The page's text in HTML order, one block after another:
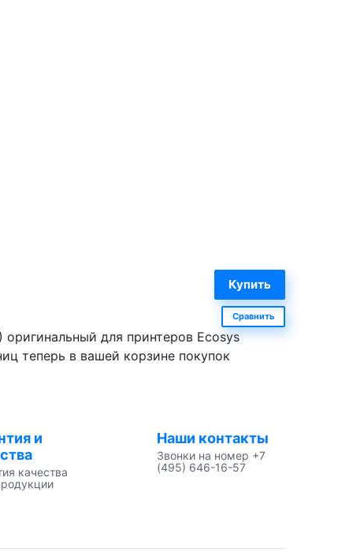
Сравнить
оригинальный для принтеров Ecosys
теперь в вашей корзине покупок
и
качества
Наши контакты
Звонки на номер +7
(495) 646-16-57